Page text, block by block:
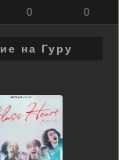
0 0
на Гуру